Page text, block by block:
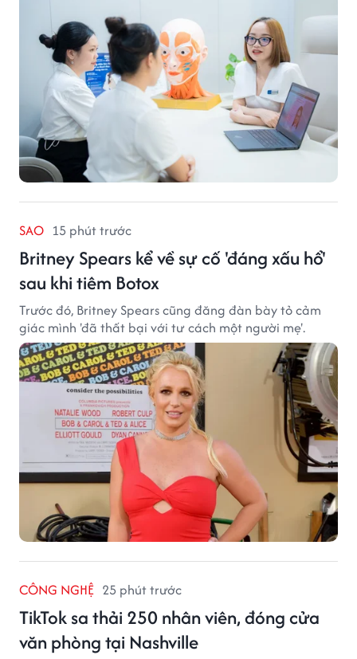
SAO 15 phút trước
Britney Spears kể về sự cố 'đáng xấu hổ'
sau khi tiêm Botox
Trước đó, Britney Spears cũng đăng đàn bày tỏ cảm
giác mình 'đã thất bại với tư cách một người mẹ'.
CÔNG NGHỆ 25 phút trước
TikTok sa thải 250 nhân viên, đóng cửa
văn phòng tại Nashville